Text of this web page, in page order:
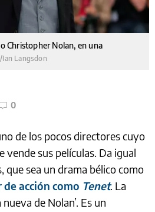
Christopher Nolan, en una
Ian Langsdon
0
de los pocos directores cuyo
vende sus películas. Da igual
que sea un drama bélico como
acción como Tenet. La
de Nolan’. Es un